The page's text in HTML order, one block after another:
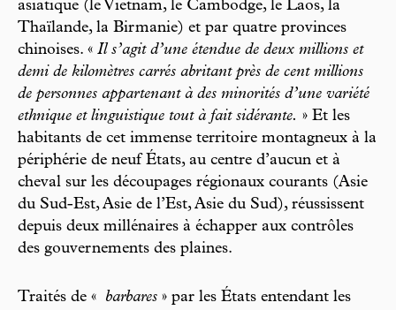
asiatique (le Vietnam, le Cambodge, le Laos, la
Thaïlande, la Birmanie) et par quatre provinces
chinoises. « Il s’agit d’une étendue de deux millions et
demi de kilomètres carrés abritant près de cent millions
de personnes appartenant à des minorités d’une variété
ethnique et linguistique tout à fait sidérante. » Et les
habitants de cet immense territoire montagneux à la
périphérie de neuf États, au centre d’aucun et à
cheval sur les découpages régionaux courants (Asie
du Sud-Est, Asie de l’Est, Asie du Sud), réussissent
depuis deux millénaires à échapper aux contrôles
des gouvernements des plaines.
Traités de « barbares » par les États entendant les